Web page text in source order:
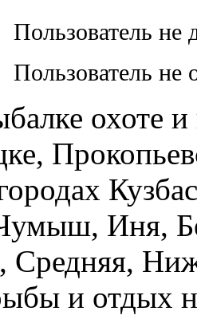
Пользователь не
Пользователь не
охоте
Иня,
Средняя,
и отдых